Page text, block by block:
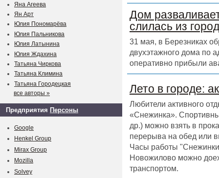
Дом
слилась из
31 мая, в Березниках
двухэтажного дома по
оперативно прибыли
Лето в городе:
Любители активного
«Снежинка».
др.) можно взять в
перерыва на обед или
Часы работы
Новожилово можно
транспортом.
Яна Агеева
Ян Арт
Юлия Пономарёва
Юлия Пальникова
Юлия Латынина
Юлия Ждахина
Татьяна Чиркова
Татьяна Климина
Татьяна Городецкая
все авторы »
Предприятия Персоны
Google
Henkel Group
Mirax Group
Mozilla
Solvey